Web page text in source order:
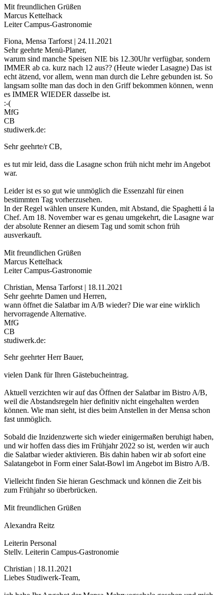
Mit freundlichen Grüßen
Marcus Kettelhack
Leiter Campus-Gastronomie
Fiona, Mensa Tarforst | 24.11.2021
Sehr geehrte Menü-Planer,
warum sind manche Speisen NIE bis 12.30Uhr verfügbar, sondern
IMMER ab ca. kurz nach 12 aus?? (Heute wieder Lasagne) Das ist
echt ätzend, vor allem, wenn man durch die Lehre gebunden ist. So
langsam sollte man das doch in den Griff bekommen können, wenn
es IMMER WIEDER dasselbe ist.
:-(
MfG
CB
studiwerk.de:
Sehr geehrte/r CB,
es tut mir leid, dass die Lasagne schon früh nicht mehr im Angebot
war.
Leider ist es so gut wie unmöglich die Essenzahl für einen
bestimmten Tag vorherzusehen.
In der Regel wählen unsere Kunden, mit Abstand, die Spaghetti á la
Chef. Am 18. November war es genau umgekehrt, die Lasagne war
der absolute Renner an diesem Tag und somit schon früh
ausverkauft.
Mit freundlichen Grüßen
Marcus Kettelhack
Leiter Campus-Gastronomie
Christian, Mensa Tarforst | 18.11.2021
Sehr geehrte Damen und Herren,
wann öffnet die Salatbar im A/B wieder? Die war eine wirklich
hervorragende Alternative.
MfG
CB
studiwerk.de:
Sehr geehrter Herr Bauer,
vielen Dank für Ihren Gästebucheintrag.
Aktuell verzichten wir auf das Öffnen der Salatbar im Bistro A/B,
weil die Abstandsregeln hier definitiv nicht eingehalten werden
können. Wie man sieht, ist dies beim Anstellen in der Mensa schon
fast unmöglich.
Sobald die Inzidenzwerte sich wieder einigermaßen beruhigt haben,
und wir hoffen dass dies im Frühjahr 2022 so ist, werden wir auch
die Salatbar wieder aktivieren. Bis dahin haben wir ab sofort eine
Salatangebot in Form einer Salat-Bowl im Angebot im Bistro A/B.
Vielleicht finden Sie hieran Geschmack und können die Zeit bis
zum Frühjahr so überbrücken.
Mit freundlichen Grüßen
Alexandra Reitz
Leiterin Personal
Stellv. Leiterin Campus-Gastronomie
Christian | 18.11.2021
Liebes Studiwerk-Team,